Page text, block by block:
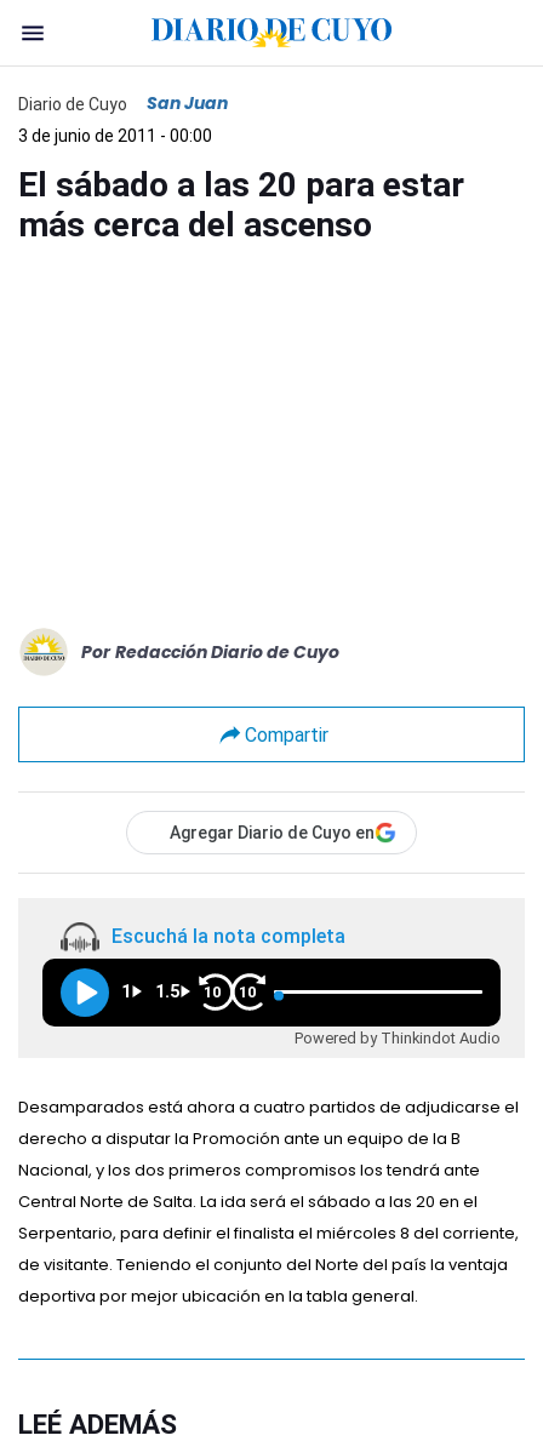
Diario de Cuyo San Juan
3 de junio de 2011 - 00:00
El sábado a las 20 para estar
más cerca del ascenso
Por Redacción Diario de Cuyo
Compartir
Agregar Diario de Cuyo en
Escuchá la nota completa
1 1.5 10 10
Powered by Thinkindot Audio
Desamparados está ahora a cuatro partidos de adjudicarse el
derecho a disputar la Promoción ante un equipo de la B
Nacional, y los dos primeros compromisos los tendrá ante
Central Norte de Salta. La ida será el sábado a las 20 en el
Serpentario, para definir el finalista el miércoles 8 del corriente,
de visitante. Teniendo el conjunto del Norte del país la ventaja
deportiva por mejor ubicación en la tabla general.
LEÉ ADEMÁS